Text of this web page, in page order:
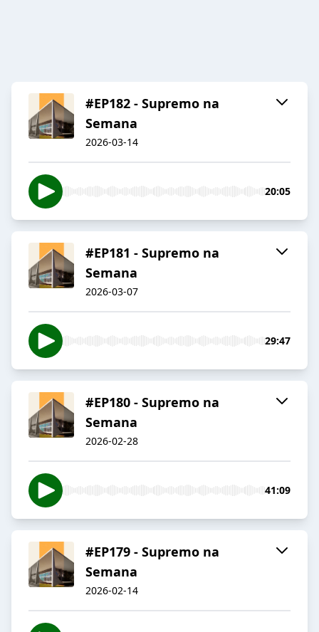
#EP182 - Supremo na
Semana
2026-03-14
20:05
#EP181 - Supremo na
Semana
2026-03-07
29:47
#EP180 - Supremo na
Semana
2026-02-28
41:09
#EP179 - Supremo na
Semana
2026-02-14